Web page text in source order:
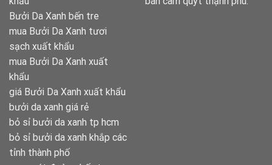
Bưởi Da Xanh bến tre
mua Bưởi Da Xanh tươi
sạch xuất khẩu
mua Bưởi Da Xanh xuất
khẩu
giá Bưởi Da Xanh xuất khẩu
bưởi da xanh giá rẻ
bỏ sỉ bưởi da xanh tp hcm
bỏ sỉ bưởi da xanh khắp các
tỉnh thành phố